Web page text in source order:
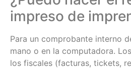
impreso de
Para un comprobante interno
mano o en la computadora.
los fiscales (facturas, tickets,